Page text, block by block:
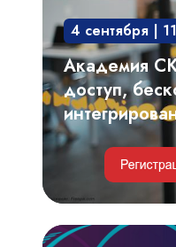
интегрированные
системы
4 сентября |
Академия
доступ,
Видеоаналитика,